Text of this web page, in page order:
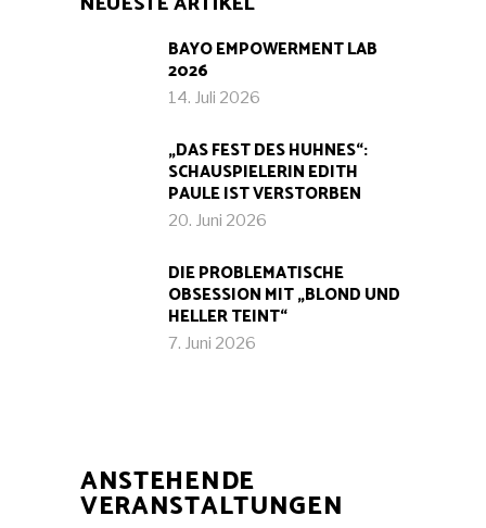
BAYO EMPOWERMENT LAB
2026
14. Juli 2026
„DAS FEST DES HUHNES“:
SCHAUSPIELERIN EDITH
PAULE IST VERSTORBEN
20. Juni 2026
DIE PROBLEMATISCHE
OBSESSION MIT „BLOND UND
HELLER TEINT“
7. Juni 2026
ANSTEHENDE
VERANSTALTUNGEN